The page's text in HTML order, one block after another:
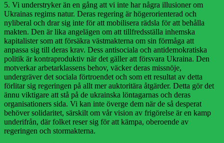
5. Vi understryker än en gång att vi inte har några illusioner om
Ukrainas regims natur. Deras regering är högerorienterad och
nyliberal och drar sig inte för att mobilisera rädsla för att behålla
makten. Den är lika angelägen om att tillfredsställa inhemska
kapitalister som att försäkra västmakterna om sin förmåga att
anpassa sig till deras krav. Dess antisociala och antidemokratiska
politik är kontraproduktiv när det gäller att försvara Ukraina. Den
motverkar arbetarklassens behov, väcker deras missnöje,
undergräver det sociala förtroendet och som ett resultat av detta
förlitar sig regeringen på allt mer auktoritära åtgärder. Detta gör det
ännu viktigare att stå på de ukrainska löntagarnas och deras
organisationers sida. Vi kan inte överge dem när de så desperat
behöver solidaritet, särskilt om vår vision av frigörelse är en kamp
underifrån, där folket reser sig för att kämpa, oberoende av
regeringen och stormakterna.